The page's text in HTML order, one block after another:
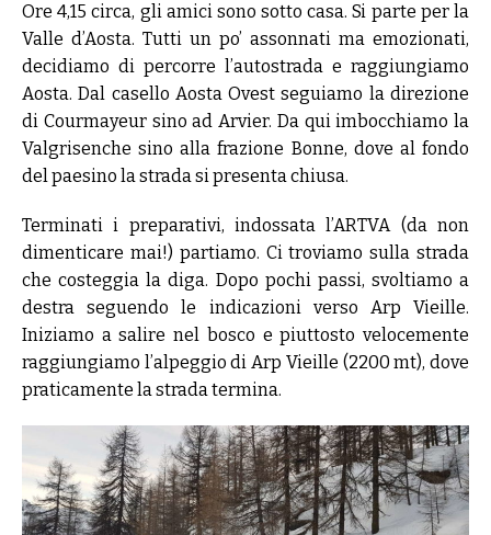
Ore 4,15 circa, gli amici sono sotto casa. Si parte per la
Valle d’Aosta. Tutti un po’ assonnati ma emozionati,
decidiamo di percorre l’autostrada e raggiungiamo
Aosta. Dal casello Aosta Ovest seguiamo la direzione
di Courmayeur sino ad Arvier. Da qui imbocchiamo la
Valgrisenche sino alla frazione Bonne, dove al fondo
del paesino la strada si presenta chiusa.
Terminati i preparativi, indossata l’ARTVA (da non
dimenticare mai!) partiamo. Ci troviamo sulla strada
che costeggia la diga. Dopo pochi passi, svoltiamo a
destra seguendo le indicazioni verso Arp Vieille.
Iniziamo a salire nel bosco e piuttosto velocemente
raggiungiamo l’alpeggio di Arp Vieille (2200 mt), dove
praticamente la strada termina.